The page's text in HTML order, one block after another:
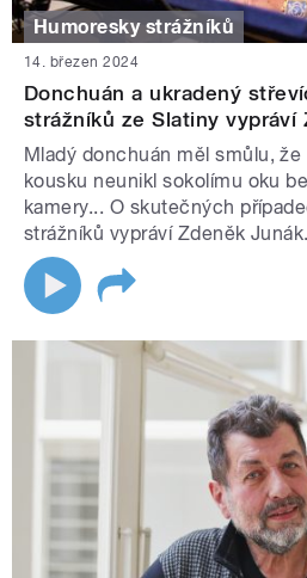
Humoresky strážníků
14. březen 2024
Donchuán a ukradený
strážníků ze Slatiny vypráví
Mladý donchuán měl smůlu,
kousku neunikl sokolímu oku
kamery... O skutečných
strážníků vypráví Zdeněk